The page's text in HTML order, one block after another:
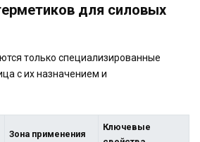
для силовых
только специализированные
с их назначением и
Зона применения
Ключевые